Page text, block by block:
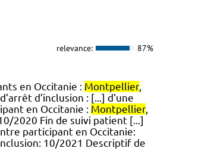
relevance: 87%
en Occitanie : Montpellier,
d’inclusion : [...] d’une
en Occitanie : Montpellier,
2020 Fin de suivi patient [...]
participant en Occitanie:
10/2021 Descriptif de